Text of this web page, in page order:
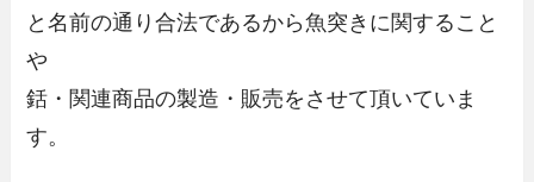
と名前の通り合法であるから魚突きに関すること
や
銛・関連商品の製造・販売をさせて頂いていま
す。